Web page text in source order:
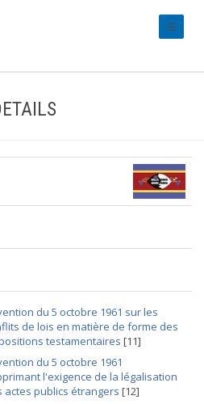
du 5 octobre 1961 sur les
de lois en matière de forme des
testamentaires [11]
du 5 octobre 1961
l'exigence de la légalisation
actes publics étrangers [12]